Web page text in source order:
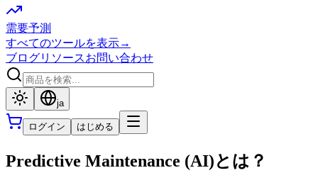
需要予測
すべてのツールを表示→
ブログリソースお問い合わせ
ja
ログイン はじめる
Predictive Maintenance (AI)とは？